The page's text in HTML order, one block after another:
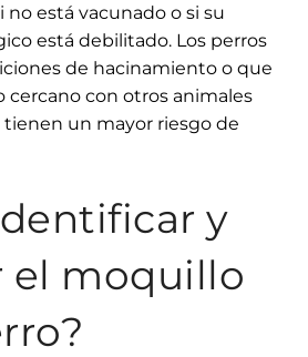
está vacunado o si su
está debilitado. Los perros
de hacinamiento o que
con otros animales
un mayor riesgo de
y
el moquillo